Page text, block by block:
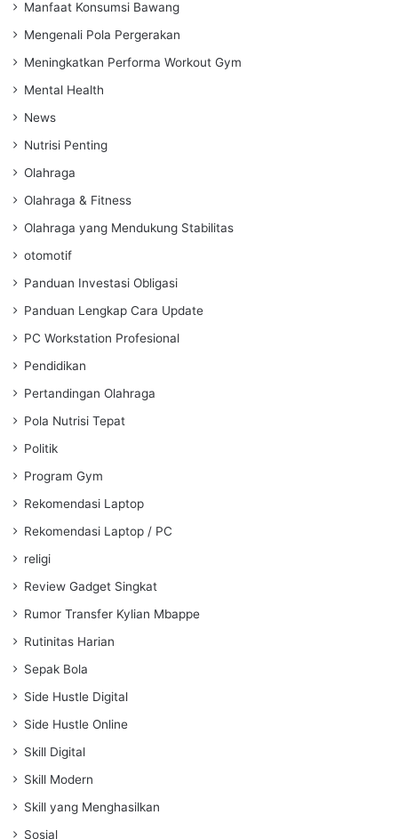
Manfaat Konsumsi Bawang
Mengenali Pola Pergerakan
Meningkatkan Performa Workout Gym
Mental Health
News
Nutrisi Penting
Olahraga
Olahraga & Fitness
Olahraga yang Mendukung Stabilitas
otomotif
Panduan Investasi Obligasi
Panduan Lengkap Cara Update
PC Workstation Profesional
Pendidikan
Pertandingan Olahraga
Pola Nutrisi Tepat
Politik
Program Gym
Rekomendasi Laptop
Rekomendasi Laptop / PC
religi
Review Gadget Singkat
Rumor Transfer Kylian Mbappe
Rutinitas Harian
Sepak Bola
Side Hustle Digital
Side Hustle Online
Skill Digital
Skill Modern
Skill yang Menghasilkan
Sosial